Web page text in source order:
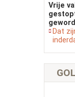
Vrije
Dat